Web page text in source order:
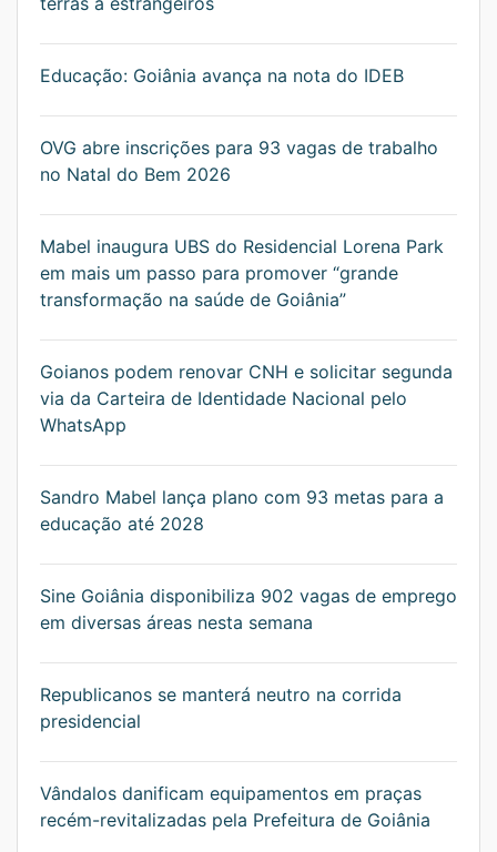
Educação: Goiânia avança na nota do IDEB
OVG abre inscrições para 93 vagas de trabalho
no Natal do Bem 2026
Mabel inaugura UBS do Residencial Lorena Park
em mais um passo para promover “grande
transformação na saúde de Goiânia”
Goianos podem renovar CNH e solicitar segunda
via da Carteira de Identidade Nacional pelo
WhatsApp
Sandro Mabel lança plano com 93 metas para a
educação até 2028
Sine Goiânia disponibiliza 902 vagas de emprego
em diversas áreas nesta semana
Republicanos se manterá neutro na corrida
presidencial
Vândalos danificam equipamentos em praças
recém-revitalizadas pela Prefeitura de Goiânia